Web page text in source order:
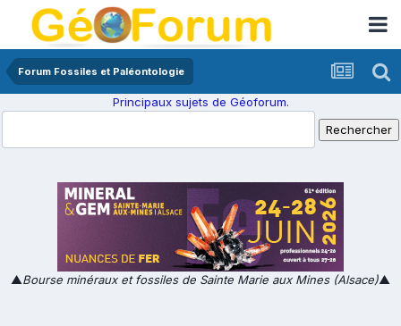
Forum Fossiles et Paléontologie
Principaux sujets de Géoforum.
▲Bourse minéraux et fossiles de Sainte Marie aux Mines (Alsace)▲